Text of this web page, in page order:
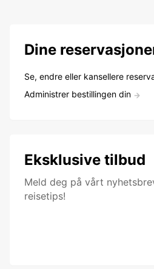
Dine
Se, endre eller kansellere
Administrer bestillingen din
Eksklusive tilbud
Meld deg på vårt
reisetips!